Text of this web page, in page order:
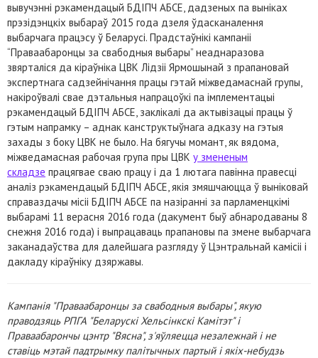
вывучэнні рэкамендацый БДІПЧ АБСЕ, дадзеных па выніках
прэзідэнцкіх выбараў 2015 года дзеля ўдасканалення
выбарчага працэсу ў Беларусі. Прадстаўнікі кампаніі
“Праваабаронцы за свабодныя выбары” неаднаразова
звярталіся да кіраўніка ЦВК Лідзіі Ярмошынай з прапановай
экспертнага садзейнічання працы гэтай міжведамаснай групы,
накіроўвалі свае дэтальныя напрацоўкі па імплементацыі
рэкамендацый БДІПЧ АБСЕ, заклікалі да актывізацыі працы ў
гэтым напрамку – аднак канструктыўнага адказу на гэтыя
захады з боку ЦВК не было. На бягучы момант, як вядома,
міжведамасная рабочая група пры ЦВК у змененым
складзе працягвае сваю працу і да 1 лютага павінна правесці
аналіз рэкамендацый БДІПЧ АБСЕ, якія змяшчаюцца ў выніковай
справаздачы місіі БДІПЧ АБСЕ па назіранні за парламенцкімі
выбарамі 11 верасня 2016 года (дакумент быў абнародаваны 8
снежня 2016 года) і выпрацаваць прапановы па змене выбарчага
заканадаўства для далейшага разгляду ў Цэнтральнай камісіі і
дакладу кіраўніку дзяржавы.
Кампанія "Праваабаронцы за свабодныя выбары", якую
праводзяць РПГА "Беларускі Хельсінкскі Камітэт" і
Праваабарончы цэнтр "Вясна", з'яўляецца незалежнай і не
ставіць мэтай падтрымку палітычных партый і якіх-небудзь